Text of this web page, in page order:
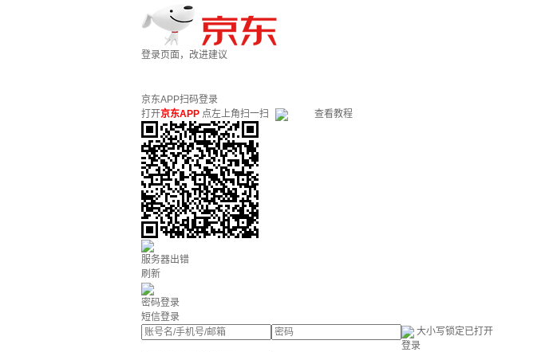
登录页面，改进建议
京东APP扫码登录
打开京东APP 点左上角扫一扫 查看教程
服务器出错
刷新
密码登录
短信登录
大小写锁定已打开
登录